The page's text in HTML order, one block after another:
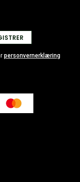
personvernerklæring